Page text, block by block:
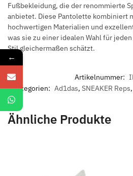
Fußbekleidung, die der renommierte
anbietet. Diese Pantolette kombiniert
hochwertigen Materialien und
was sie zu einer idealen Wahl für
Stil gleichermaßen schätzt.
Artikelnummer:
Kategorien: Ad1das, SNEAKER Reps,
Ähnliche Produkte
←